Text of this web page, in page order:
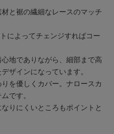
と裾の繊細なレースのマッチ
によってチェンジすればコー
地でありながら、細部まで高
ザインになっています。
を優しくカバー。ナロースカ
です。
りにくいところもポイントと